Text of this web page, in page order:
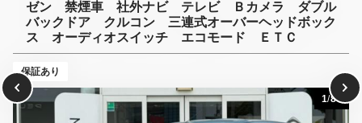
ゼン 禁煙車 社外ナビ テレビ Ｂカメラ ダブル
バックドア クルコン 三連式オーバーヘッドボック
ス オーディオスイッチ エコモード ＥＴＣ
保証あり
1/80